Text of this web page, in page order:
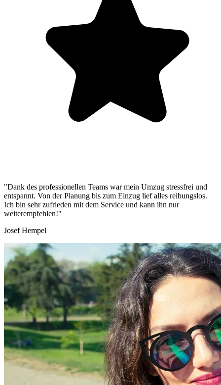
"Dank des professionellen Teams war mein Umzug stressfrei und
entspannt. Von der Planung bis zum Einzug lief alles reibungslos.
Ich bin sehr zufrieden mit dem Service und kann ihn nur
weiterempfehlen!"
Josef Hempel